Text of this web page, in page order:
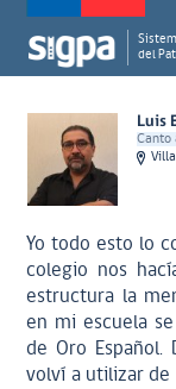
del
Luis
Canto
Yo todo esto lo
colegio nos
estructura la
en mi escuela
de Oro
volví a utilizar de